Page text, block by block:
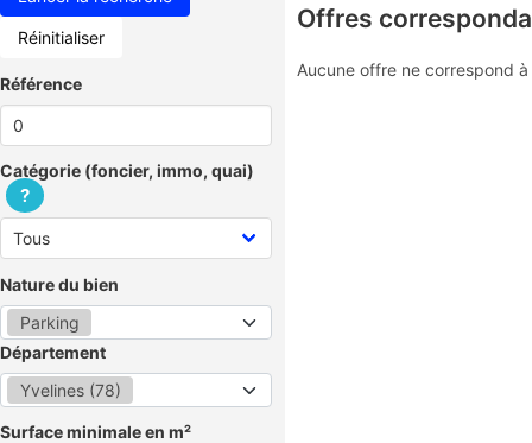
Réinitialiser
Référence
Catégorie (foncier, immo, quai)
?
Nature du bien
Parking
Département
Yvelines (78)
Surface minimale en m²
Offres
Aucune offre ne correspond